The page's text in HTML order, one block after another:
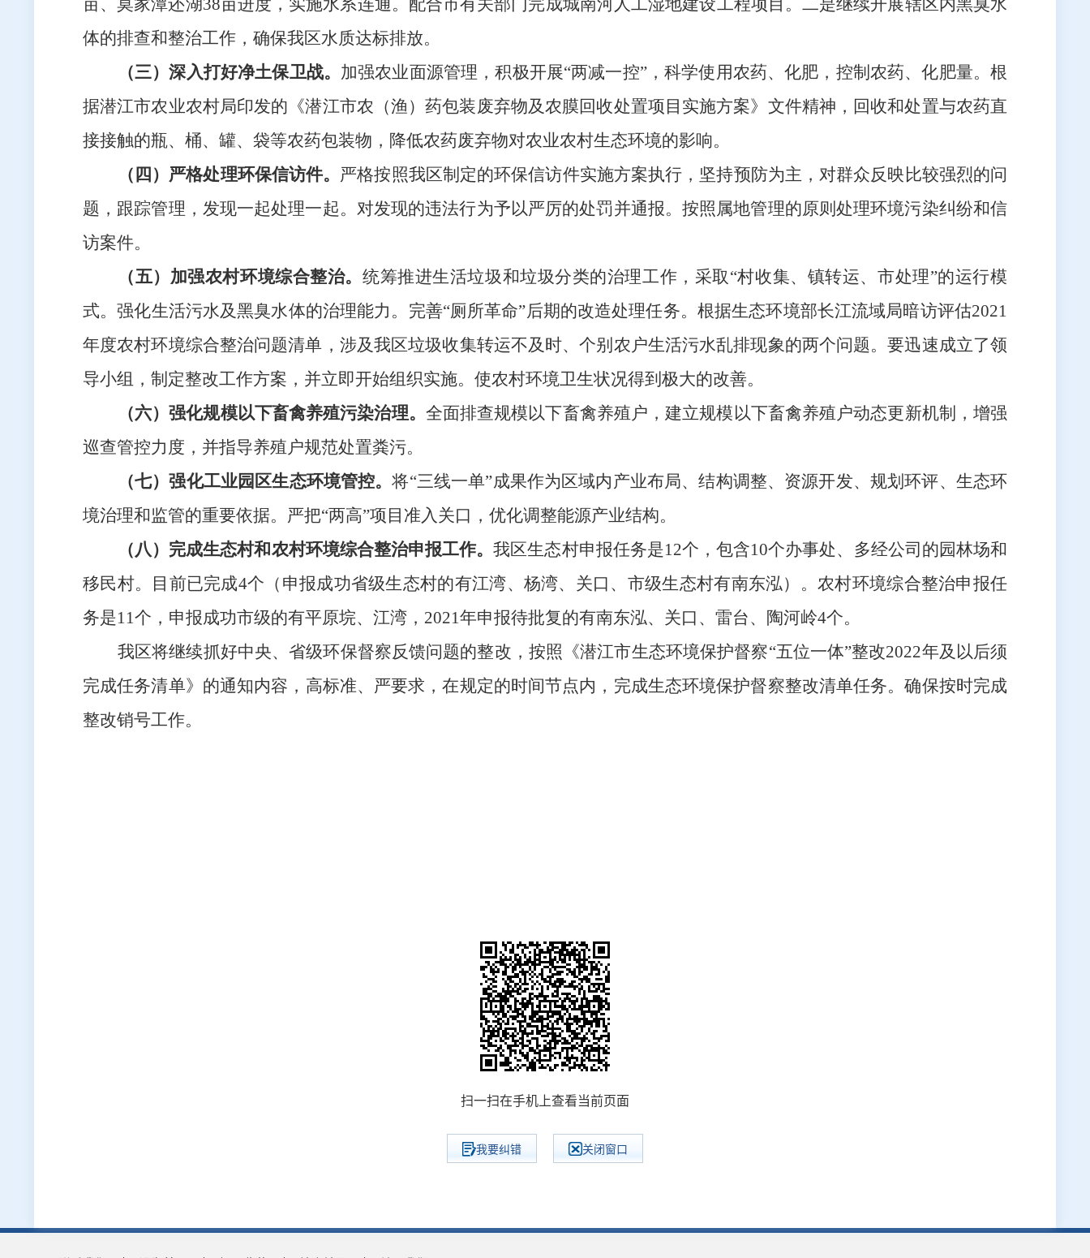
亩、莫家潭还湖38亩进度，实施水系连通。配合市有关部门完成城南河人工湿地建设工程项目。二是继续开展辖区内黑臭水
体的排查和整治工作，确保我区水质达标排放。
（三）深入打好净土保卫战。 加强农业面源管理，积极开展“两减一控”，科学使用农药、化肥，控制农药、化肥量。 根
据潜江市农业农村局印发的《潜江市农（渔）药包装废弃物及农膜回收处置项目实施方案》文件精神，回收和处置与农药直
接接触的瓶、桶、罐、袋等农药包装物 ， 降低农药废弃物对农业农村生态环境的影响。
（四） 严格处理环保信访件。 严格按照我区制定的环保信访件实施方案执行，坚持预防为主，对群众反映比较强烈的问
题，跟踪管理，发现一起处理一起。对发现的违法行为予以严厉的处罚并通报。按照属地管理的原则处理环境污染纠纷和信
访案件。
（五）加强农村环境综合整治。 统筹推进生活垃圾和垃圾分类的治理工作，采取 “村收集、镇转运、市处理”的运行模
式。强化生活污水及黑臭水体的治理能力。完善“厕所革命”后期的改造处理任务。 根据生态环境部长江流域局暗访评估2021
年度农村环境综合整治问题清单 ，涉及我区垃圾收集转运不及时、个别农户生活污水乱排现象的两个问题。要迅速成立了领
导小组，制定整改工作方案，并立即开始组织实施。 使农村环境卫生状况得到极大的改善。
（六）强化规模以下畜禽养殖污染治理。 全面排查规模以下畜禽养殖户，建立规模以下畜禽养殖户动态更新机制，增强
巡查管控力度，并指导养殖户规范处置粪污。
（七）强化工业园区生态环境管控。将“三线一单”成果作为区域内产业布局、结构调整、资源开发、规划环评、生态环
境治理和监管的重要依据。严把“两高”项目准入关口，优化调整能源产业结构。
（八）完成生态村和农村环境综合整治申报工作。我区生态村申报任务是12个，包含10个办事处、多经公司的园林场和
移民村。目前已完成4个（ 申报成功省级生态村的有江湾、杨湾、关口、市级生态村有南东泓）。农村环境综合整治申报任
务是11个， 申报成功市级的有平原垸、江湾， 2021年申报待批复的有南东泓、关口、雷台、陶河岭4个。
我区将继续抓好中央、省级环保督察反馈问题的整改， 按照《潜江市生态环境保护督察“五位一体”整改2022年及以后须
完成任务清单》 的通知内容， 高标准、严要求，在规定的时间节点内，完成生态环境保护督察整改清单任务。确保按时完成
整改销号工作。
扫一扫在手机上查看当前页面
我要纠错 关闭窗口